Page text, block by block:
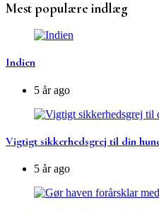
Mest populære indlæg
Indien
5 år ago
Vigtigt sikkerhedsgrej til din
5 år ago